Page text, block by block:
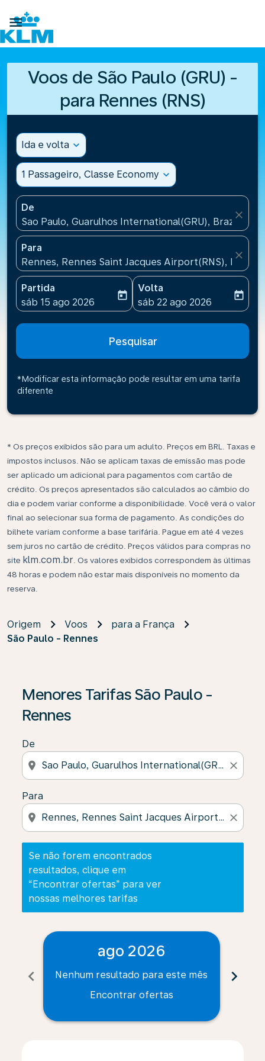

Voos de São Paulo (GRU) -
para Rennes (RNS)
Ida e volta expand_more
1 Passageiro, Classe Economy expand_more
De
Sao Paulo, Guarulhos International(GRU), Brazil
close
Para
Rennes, Rennes Saint Jacques Airport(RNS), France
close
Partida
fc-booking-departure-date-aria-label
sáb 15 ago 2026
today
Volta
fc-booking-return-date-
sáb 22 ago 2026
today
Pesquisar
*Modificar esta informação pode resultar em uma tarifa
diferente
* Os preços exibidos são para um adulto. Preços em BRL. Taxas e
impostos inclusos. Não se aplicam taxas de emissão mas pode
ser aplicado um adicional para pagamentos com cartão de
crédito. Os preços apresentados são calculados ao câmbio do
dia e podem variar conforme a disponibilidade. Você verá o valor
final ao selecionar sua forma de pagamento. As condições do
bilhete variam conforme a base tarifária. Pague em até 4 vezes
sem juros no cartão de crédito. Preços válidos para compras no
site klm.com.br . Os valores exibidos correspondem às últimas
48 horas e podem não estar mais disponíveis no momento da
reserva.
Origem Voos
para a França
São Paulo - Rennes
Menores Tarifas São Paulo -
Rennes
De
location_on close
Para
location_on close
Se não forem encontrados
resultados, clique em
“Encontrar ofertas” para ver
nossas melhores tarifas
Se não forem encontrados resultados, clique em
chevron_left
ago 2026
Nenhum resultado para este mês
Encontrar ofertas
chevron_right